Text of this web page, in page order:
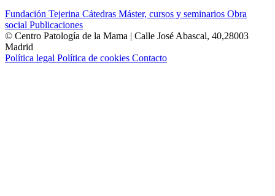
Fundación Tejerina Cátedras Máster, cursos y seminarios Obra
social Publicaciones
© Centro Patología de la Mama | Calle José Abascal, 40,28003
Madrid
Política legal Política de cookies Contacto